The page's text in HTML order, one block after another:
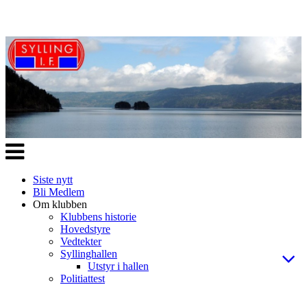
Veksle
navigasjon
Siste nytt
Bli Medlem
Om klubben
Klubbens historie
Hovedstyre
Vedtekter
Syllinghallen
Utstyr i hallen
Politiattest